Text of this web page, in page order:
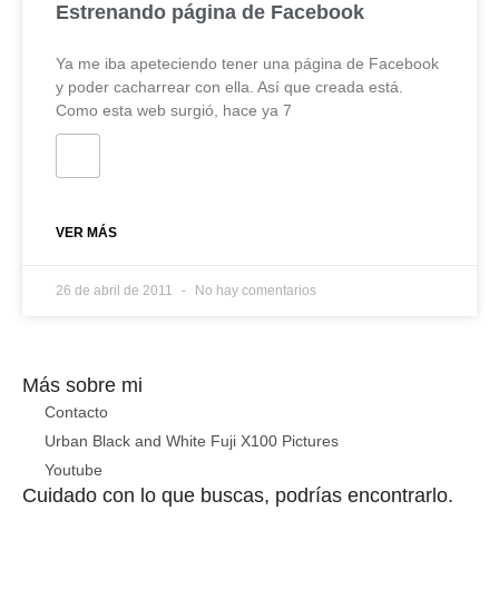
Estrenando página de Facebook
Ya me iba apeteciendo tener una página de Facebook
y poder cacharrear con ella. Así que creada está.
Como esta web surgió, hace ya 7
VER MÁS
26 de abril de 2011 No hay comentarios
Más sobre mi
Contacto
Urban Black and White Fuji X100 Pictures
Youtube
Cuidado con lo que buscas, podrías encontrarlo.